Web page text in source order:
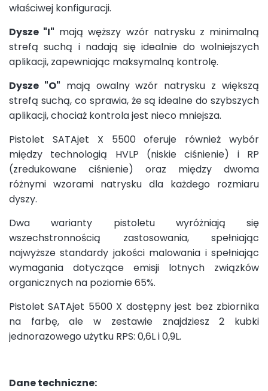
właściwej konfiguracji.
Dysze "I" mają węższy wzór natrysku z minimalną
strefą suchą i nadają się idealnie do wolniejszych
aplikacji, zapewniając maksymalną kontrolę.
Dysze "O" mają owalny wzór natrysku z większą
strefą suchą, co sprawia, że są idealne do szybszych
aplikacji, chociaż kontrola jest nieco mniejsza.
Pistolet SATAjet X 5500 oferuje również wybór
między technologią HVLP (niskie ciśnienie) i RP
(zredukowane ciśnienie) oraz między dwoma
różnymi wzorami natrysku dla każdego rozmiaru
dyszy.
Dwa warianty pistoletu wyróżniają się
wszechstronnością zastosowania, spełniając
najwyższe standardy jakości malowania i spełniając
wymagania dotyczące emisji lotnych związków
organicznych na poziomie 65%.
Pistolet SATAjet 5500 X dostępny jest bez zbiornika
na farbę, ale w zestawie znajdziesz 2 kubki
jednorazowego użytku RPS: 0,6L i 0,9L.
Dane techniczne: